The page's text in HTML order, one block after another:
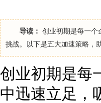
导读： 创业初期是每一个
挑战。以下是五大加速策略，
创业初期是每
中迅速立足，